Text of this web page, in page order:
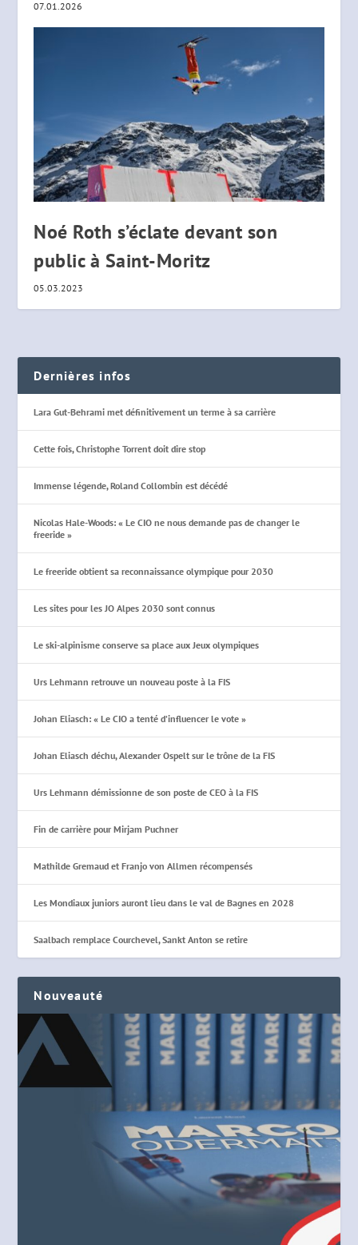
07.01.2026
Noé Roth s’éclate devant son
public à Saint-Moritz
05.03.2023
Dernières infos
Lara Gut-Behrami met définitivement un terme à sa carrière
Cette fois, Christophe Torrent doit dire stop
Immense légende, Roland Collombin est décédé
Nicolas Hale-Woods: « Le CIO ne nous demande pas de changer le
freeride »
Le freeride obtient sa reconnaissance olympique pour 2030
Les sites pour les JO Alpes 2030 sont connus
Le ski-alpinisme conserve sa place aux Jeux olympiques
Urs Lehmann retrouve un nouveau poste à la FIS
Johan Eliasch: « Le CIO a tenté d’influencer le vote »
Johan Eliasch déchu, Alexander Ospelt sur le trône de la FIS
Urs Lehmann démissionne de son poste de CEO à la FIS
Fin de carrière pour Mirjam Puchner
Mathilde Gremaud et Franjo von Allmen récompensés
Les Mondiaux juniors auront lieu dans le val de Bagnes en 2028
Saalbach remplace Courchevel, Sankt Anton se retire
Nouveauté